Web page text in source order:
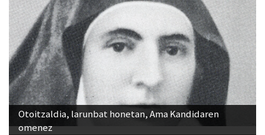
Otoitzaldia, larunbat honetan, Ama Kandidaren
omenez